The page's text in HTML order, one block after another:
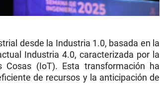
desde la Industria 1.0, basada en la
Industria 4.0, caracterizada por la
(IoT). Esta transformación ha
de recursos y la anticipación de